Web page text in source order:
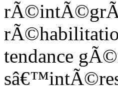
tendance